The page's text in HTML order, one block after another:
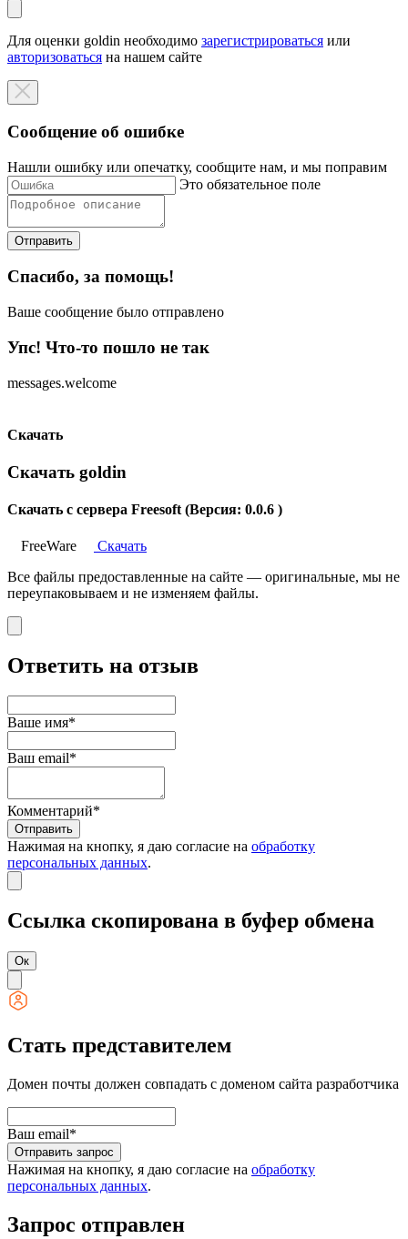
Для оценки goldin необходимо зарегистрироваться или
авторизоваться на нашем сайте
Сообщение об ошибке
Нашли ошибку или опечатку, сообщите нам, и мы поправим
Это обязательное поле
Отправить
Спасибо, за помощь!
Ваше сообщение было отправлено
Упс! Что-то пошло не так
messages.welcome
Скачать
Скачать goldin
Скачать с сервера Freesoft (Версия: 0.0.6 )
FreeWare
Скачать
Все файлы предоставленные на сайте — оригинальные, мы не
переупаковываем и не изменяем файлы.
Ответить на отзыв
Ваше имя*
Ваш email*
Комментарий*
Отправить
Нажимая на кнопку, я даю согласие на обработку
персональных данных.
Ссылка скопирована в буфер обмена
Ок
Стать представителем
Домен почты должен совпадать с доменом сайта разработчика
Ваш email*
Отправить запрос
Нажимая на кнопку, я даю согласие на обработку
персональных данных.
Запрос отправлен